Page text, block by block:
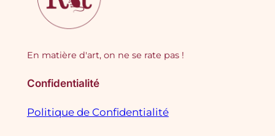
En matière d'art, on ne se rate pas !
Confidentialité
Politique de Confidentialité